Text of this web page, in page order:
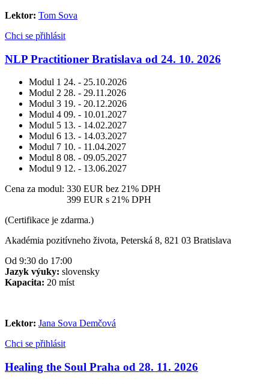
Lektor: Tom Sova
Chci se přihlásit
NLP Practitioner Bratislava od 24. 10. 2026
Modul 1 24. - 25.10.2026
Modul 2 28. - 29.11.2026
Modul 3 19. - 20.12.2026
Modul 4 09. - 10.01.2027
Modul 5 13. - 14.02.2027
Modul 6 13. - 14.03.2027
Modul 7 10. - 11.04.2027
Modul 8 08. - 09.05.2027
Modul 9 12. - 13.06.2027
Cena za modul: 330 EUR bez 21% DPH
399 EUR s 21% DPH
(Certifikace je zdarma.)
Akadémia pozitívneho života, Peterská 8, 821 03 Bratislava
Od 9:30 do 17:00
Jazyk výuky: slovensky
Kapacita: 20 míst
Lektor: Jana Sova Demčová
Chci se přihlásit
Healing the Soul Praha od 28. 11. 2026